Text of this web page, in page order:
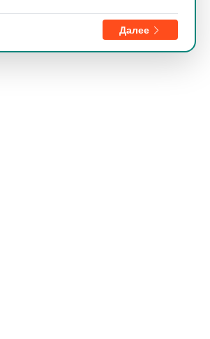
Далее